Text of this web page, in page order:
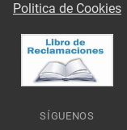
Politica de Cookies
SÍGUENOS